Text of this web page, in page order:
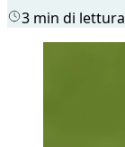
3 min di lettura